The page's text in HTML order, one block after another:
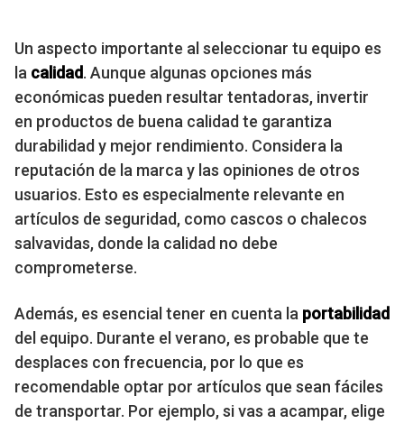
Un aspecto importante al seleccionar tu equipo es
la calidad. Aunque algunas opciones más
económicas pueden resultar tentadoras, invertir
en productos de buena calidad te garantiza
durabilidad y mejor rendimiento. Considera la
reputación de la marca y las opiniones de otros
usuarios. Esto es especialmente relevante en
artículos de seguridad, como cascos o chalecos
salvavidas, donde la calidad no debe
comprometerse.
Además, es esencial tener en cuenta la portabilidad
del equipo. Durante el verano, es probable que te
desplaces con frecuencia, por lo que es
recomendable optar por artículos que sean fáciles
de transportar. Por ejemplo, si vas a acampar, elige